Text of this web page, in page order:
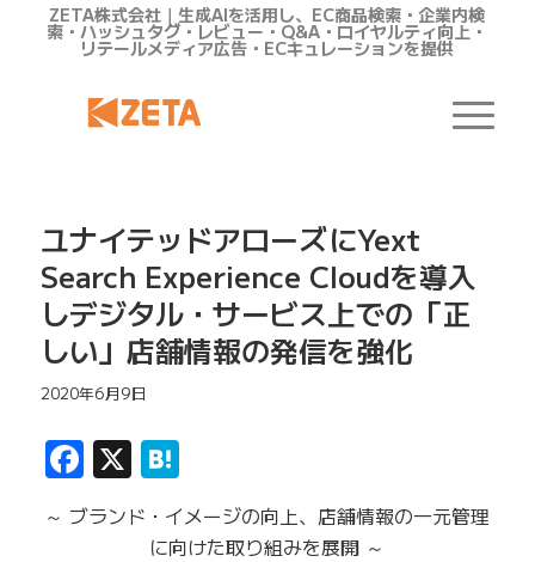
ZETA株式会社｜生成AIを活用し、EC商品検索・企業内検
索・ハッシュタグ・レビュー・Q&A・ロイヤルティ向上・
リテールメディア広告・ECキュレーションを提供
ユナイテッドアローズにYext
Search Experience Cloudを導入
しデジタル・サービス上での「正
しい」店舗情報の発信を強化
2020年6月9日
Facebook
X Hatena
～ ブランド・イメージの向上、店舗情報の一元管理
に向けた取り組みを展開 ～